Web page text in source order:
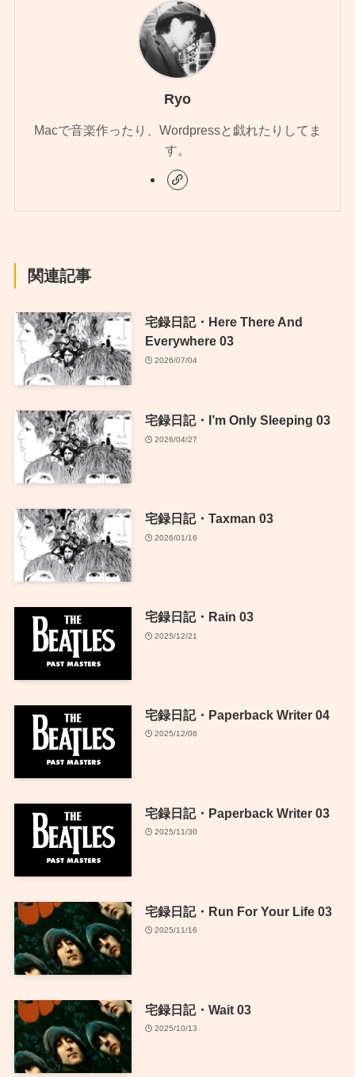
Ryo
Macで音楽作ったり、Wordpressと戯れたりしてま
す。
関連記事
宅録日記・Here There And
Everywhere 03
2026/07/04
宅録日記・I’m Only Sleeping 03
2026/04/27
宅録日記・Taxman 03
2026/01/16
宅録日記・Rain 03
2025/12/21
宅録日記・Paperback Writer 04
2025/12/06
宅録日記・Paperback Writer 03
2025/11/30
宅録日記・Run For Your Life 03
2025/11/16
宅録日記・Wait 03
2025/10/13